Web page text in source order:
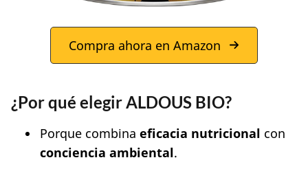
Compra ahora en Amazon
¿Por qué elegir ALDOUS BIO?
Porque combina eficacia nutricional con
conciencia ambiental.